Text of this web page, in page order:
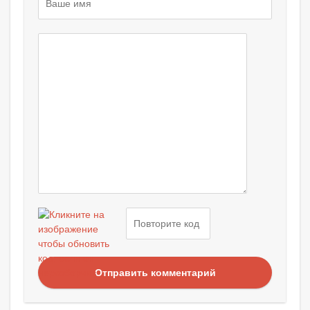
Отправить комментарий